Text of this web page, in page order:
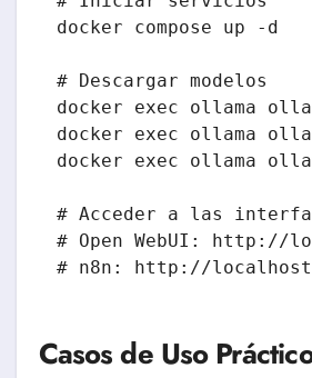
docker compose up -d
# Descargar modelos
docker exec ollama
docker exec ollama
docker exec ollama
# Acceder a las
# Open WebUI: http://
Casos de Uso